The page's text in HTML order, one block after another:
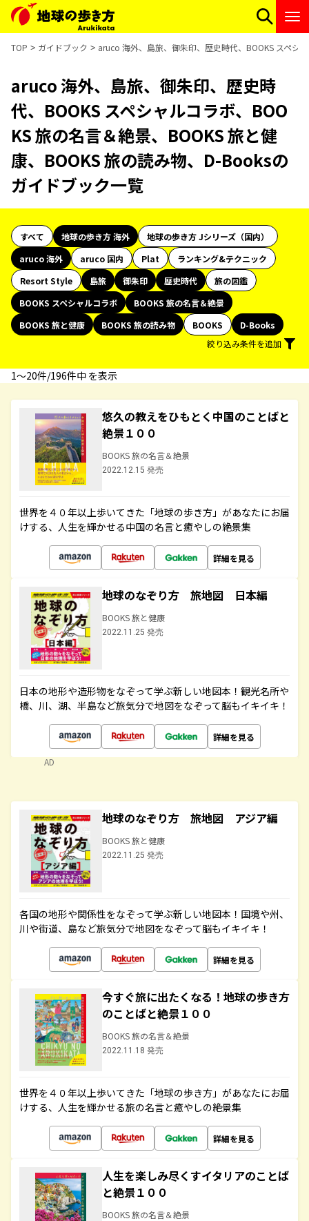
TOP ガイドブック aruco 海外、島旅、御朱印、歴史時代、BOOKS スペシ
aruco 海外、島旅、御朱印、歴史時
代、BOOKS スペシャルコラボ、BOO
KS 旅の名言＆絶景、BOOKS 旅と健
康、BOOKS 旅の読み物、D-Booksの
ガイドブック一覧
すべて 地球の歩き方 海外
地球の歩き方 Jシリーズ（国内）
aruco 海外
aruco 国内 Plat
ランキング&テクニック
Resort Style
島旅 御朱印 歴史時代
旅の図鑑
BOOKS スペシャルコラボ
BOOKS 旅の名言＆絶景
BOOKS 旅と健康
BOOKS 旅の読み物 BOOKS
D-Books
絞り込み条件を追加
1〜20件/196件中 を表示
悠久の教えをひもとく中国のことばと
絶景１００
BOOKS 旅の名言＆絶景
2022.12.15 発売
世界を４０年以上歩いてきた「地球の歩き方」があなたにお届
けする、人生を輝かせる中国の名言と癒やしの絶景集
詳細を見る
地球のなぞり方 旅地図 日本編
BOOKS 旅と健康
2022.11.25 発売
日本の地形や造形物をなぞって学ぶ新しい地図本！観光名所や
橋、川、湖、半島など旅気分で地図をなぞって脳もイキイキ！
詳細を見る
AD
地球のなぞり方 旅地図 アジア編
BOOKS 旅と健康
2022.11.25 発売
各国の地形や関係性をなぞって学ぶ新しい地図本！国境や州、
川や街道、島など旅気分で地図をなぞって脳もイキイキ！
詳細を見る
今すぐ旅に出たくなる！地球の歩き方
のことばと絶景１００
BOOKS 旅の名言＆絶景
2022.11.18 発売
世界を４０年以上歩いてきた「地球の歩き方」があなたにお届
けする、人生を輝かせる旅の名言と癒やしの絶景集
詳細を見る
人生を楽しみ尽くすイタリアのことば
と絶景１００
BOOKS 旅の名言＆絶景